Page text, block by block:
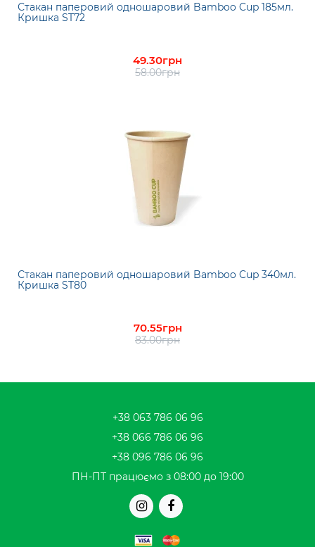
Стакан паперовий одношаровий Bamboo Cup 185мл.
Кришка ST72
49.30грн
58.00грн
Стакан паперовий одношаровий Bamboo Cup 340мл.
Кришка ST80
70.55грн
83.00грн
+38 063 786 06 96
+38 066 786 06 96
+38 096 786 06 96
ПН-ПТ працюємо з 08:00 до 19:00